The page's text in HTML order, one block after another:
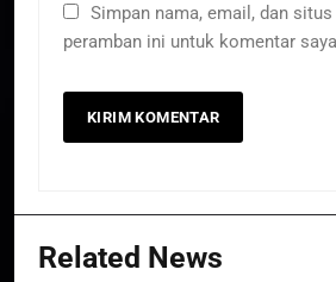
Simpan nama, email, dan
peramban ini untuk komentar
Related News